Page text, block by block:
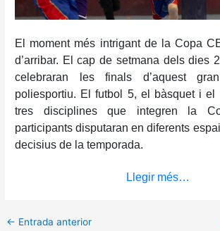
El moment més intrigant de la Copa
d’arribar. El cap de setmana dels dies
celebraran les finals d’aquest
poliesportiu. El futbol 5, el bàsquet i
tres disciplines que integren la
participants disputaran en diferents
decisius de la temporada.
Llegir més…
← Entrada anterior